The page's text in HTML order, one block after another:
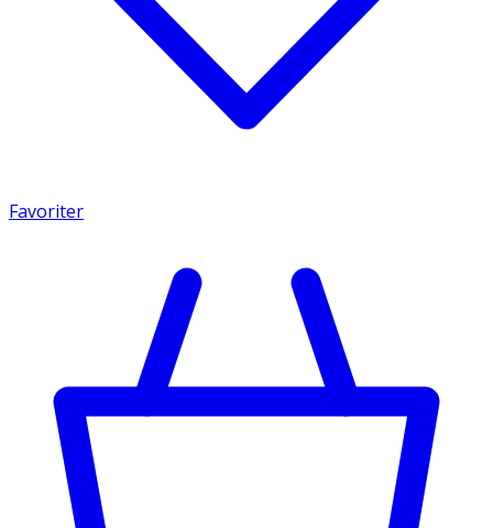
Favoriter